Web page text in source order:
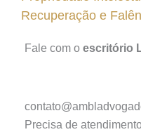
Recuperação e
Fale com o escritório
Precisa de